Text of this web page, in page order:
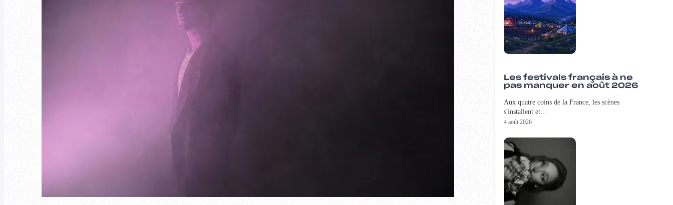
Les festivals français à ne
pas manquer en août 2026
Aux quatre coins de la France, les scènes
s'installent et…
4 août 2026